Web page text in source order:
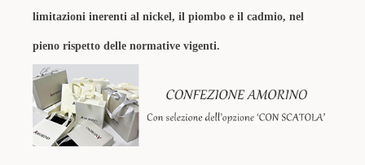
limitazioni inerenti al nickel, il piombo e il cadmio, nel
pieno rispetto delle normative vigenti.